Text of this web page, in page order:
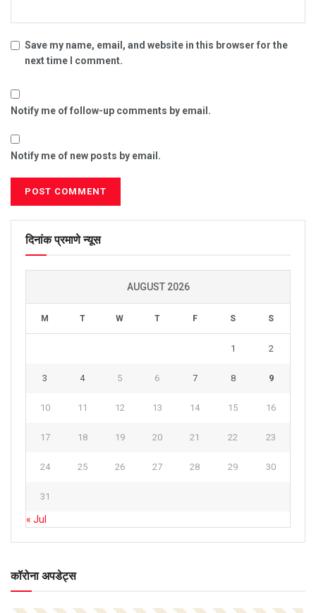
Save my name, email, and website in this browser for the
next time I comment.
Notify me of follow-up comments by email.
Notify me of new posts by email.
दिनांक प्रमाणे न्यूस
AUGUST 2026
M T W T F S S
1 2
3 4 5 6 7 8 9
10 11 12 13 14 15 16
17 18 19 20 21 22 23
24 25 26 27 28 29 30
31
« Jul
कॉरोना अपडेट्स